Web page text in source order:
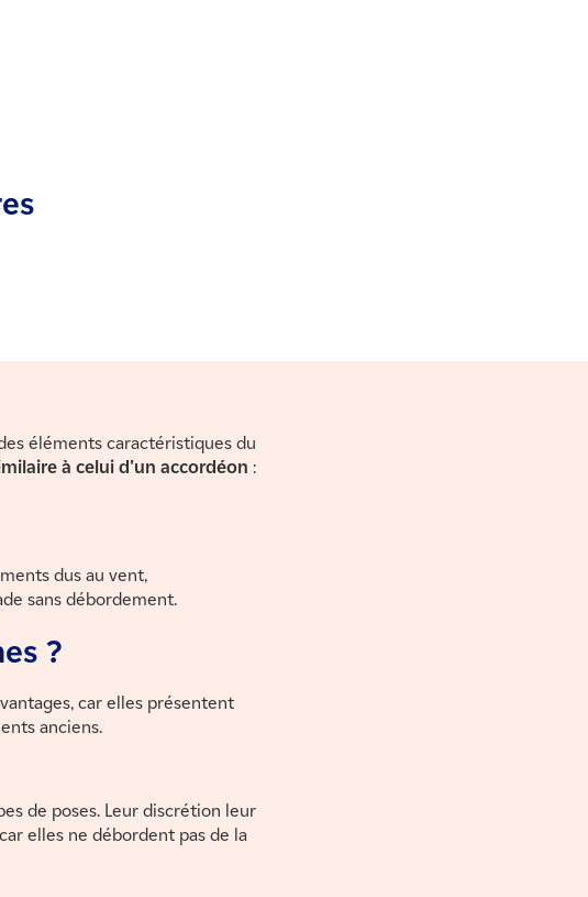
éléments caractéristiques du
à celui d'un accordéon :
dus au vent,
sans débordement.
?
car elles présentent
anciens.
de poses. Leur discrétion leur
elles ne débordent pas de la